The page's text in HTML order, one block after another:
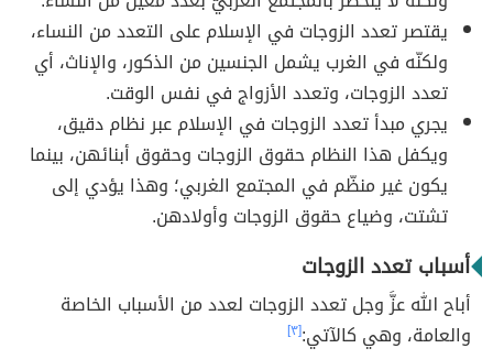
يقتصر تعدد الزوجات في الإسلام على التعدد من النساء،
ولكنّه في الغرب يشمل الجنسين من الذكور، والإناث، أي
تعدد الزوجات، وتعدد الأزواج في نفس الوقت.
يجري مبدأ تعدد الزوجات في الإسلام عبر نظام دقيق،
ويكفل هذا النظام حقوق الزوجات وحقوق أبنائهن، بينما
يكون غير منظّم في المجتمع الغربي؛ وهذا يؤدي إلى
تشتت، وضياع حقوق الزوجات وأولادهن.
أسباب تعدد الزوجات
أباح الله عزَّ وجل تعدد الزوجات لعدد من الأسباب الخاصة
والعامة، وهي كالآتي:[٣]